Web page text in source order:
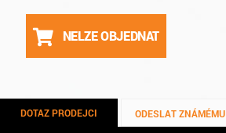
NELZE OBJEDNAT
DOTAZ PRODEJCI ODESLAT ZNÁMÉMU